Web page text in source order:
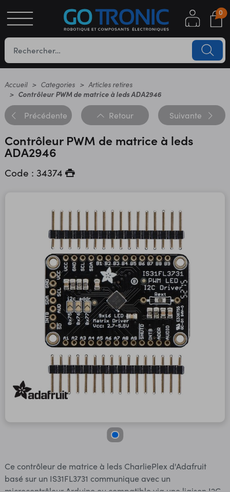
0
Accueil Categories
Articles retires
Contrôleur PWM de matrice à leds ADA2946
Précédente Retour Suivante
Contrôleur PWM de matrice à leds
ADA2946
Code : 34374
Ce contrôleur de matrice à leds CharliePlex d'Adafruit
basé sur un IS31FL3731 communique avec un